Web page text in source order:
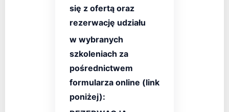
się z ofertąoraz
rezerwację udziału
w wybranych
szkoleniach za
pośrednictwem
formularza online (link
poniżej):